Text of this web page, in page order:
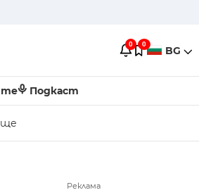
0 0 BG
Подкаст
Реклама